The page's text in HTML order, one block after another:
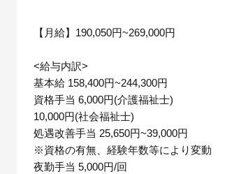
【月給】190,050円~269,000円
<給与内訳>
基本給 158,400円~244,300円
資格手当 6,000円(介護福祉士)
10,000円(社会福祉士)
処遇改善手当 25,650円~39,000円
※資格の有無、経験年数等により変動
夜勤手当 5,000円/回